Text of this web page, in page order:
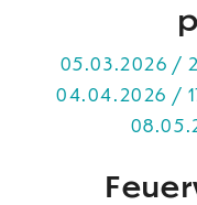
05.03.2026 /
04.04.2026 /